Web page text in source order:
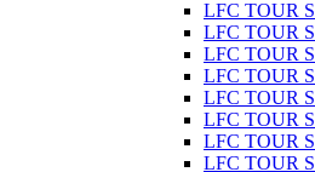
LFC TOUR
LFC TOUR
LFC TOUR
LFC TOUR
LFC TOUR
LFC TOUR
LFC TOUR
LFC TOUR